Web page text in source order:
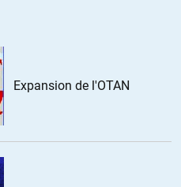
Expansion de l'OTAN